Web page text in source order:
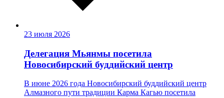
23 июля 2026
Делегация Мьянмы посетила
Новосибирский буддийский центр
В июне 2026 года Новосибирский буддийский центр
Алмазного пути традиции Карма Кагью посетила